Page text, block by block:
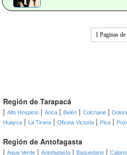
1 Paginas de
Región de Tarapacá
| Alto Hospicio | Arica | Belén | Colchane |
Huayca | La Tirana | Oficina Victoria | Pica |
Región de Antofagasta
| Agua Verde | Antofagasta | Baquedano |